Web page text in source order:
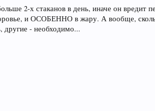
2-х стаканов в день, иначе он
и ОСОБЕННО в жару. А вообще,
другие - необходимо...